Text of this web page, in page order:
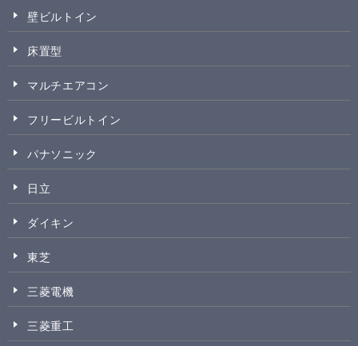
壁ビルトイン
床置型
マルチエアコン
フリービルトイン
パナソニック
日立
ダイキン
東芝
三菱電機
三菱重工